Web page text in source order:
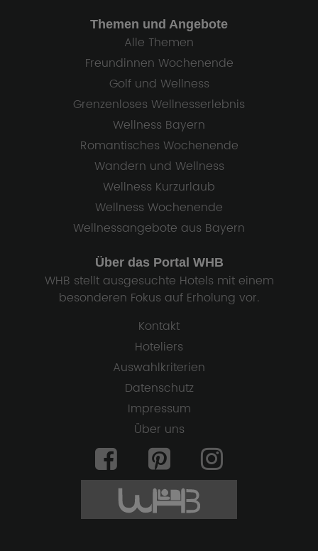
Themen und Angebote
Alle Themen
Freundinnen Wochenende
Golf und Wellness
Grenzenloses Wellnesserlebnis
Wellness Bayern
Romantisches Wochenende
Wandern und Wellness
Wellness Kurzurlaub
Wellness Wochenende
Wellnessangebote aus Bayern
Über das Portal WHB
WHB stellt ausgesuchte Hotels mit einem
besonderen Fokus auf Erholung vor.
Kontakt
Hoteliers
Auswahlkriterien
Datenschutz
Impressum
Über uns